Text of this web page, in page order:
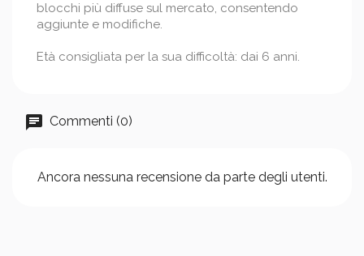
blocchi più diffuse sul mercato, consentendo
aggiunte e modifiche.
Età consigliata per la sua difficoltà: dai 6 anni.
Commenti (0)
Ancora nessuna recensione da parte degli utenti.